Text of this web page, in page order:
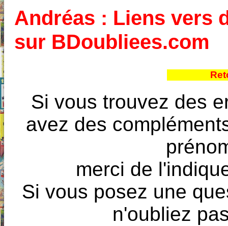
Andréas : Liens vers
sur BDoubliees.com
Si vous trouvez des
avez des
merci de
Si vous posez une
n'oubliez